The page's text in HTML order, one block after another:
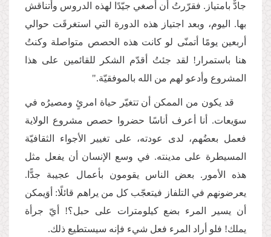
جادٌّ بامتياز. فقرّرتُ أن أصغي جيّدًا لهذه الدروس وأتناقش
بها. اليوم، وبعد اجتياز هذه الدورة التي استغرقَت حوالي
أربعين يومًا أتمنّى لو كانت هذه الحصص متواصلة وكنتُ
هنا باستمرار! لقد جئتُ أقدّم الشكر للقائمين على هذا
المشروع وأدعو لهم من الله بالموفقيّة."
قد يكون من الممكن أن تتغيّر حياة امرئٍ ومصيرُه في
سوَيعات. أنا أعرف أناسًا حضروا حصص مشروع الولاية
فعمل بعضُهم، لدى عودته، على تغيير الأجواء الثقافيّة
المسيطرة على مدينته. في وسع الإنسان أن يفعل مثل
هذه الأمور. بعض الناس يقومون بأعمال عجيبة جدًّا.
يعرضونهم في التلفاز فيتعجّب كل من يراهم قائلًا: أوَيمكن
أن يسير المرء بضع كيلومترات على حبل؟! أيّ جرأة
يملك! فلو أراد المرء فعل شيء فإنه سيستطيع ذلك.